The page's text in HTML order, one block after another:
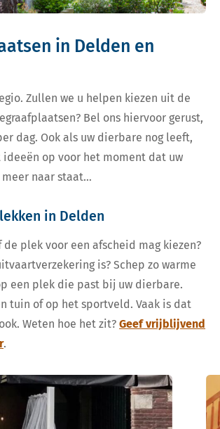
in Delden en
Zullen we u helpen kiezen uit de
Bel ons hiervoor gerust,
dag. Ook als uw dierbare nog leeft,
ideeën op voor het moment dat uw
naar staat…
in Delden
de plek voor een afscheid mag kiezen?
is? Schep zo warme
een plek die past bij uw dierbare.
tuin of op het sportveld. Vaak is dat
Weten hoe het zit? Geef vrijblijvend
.